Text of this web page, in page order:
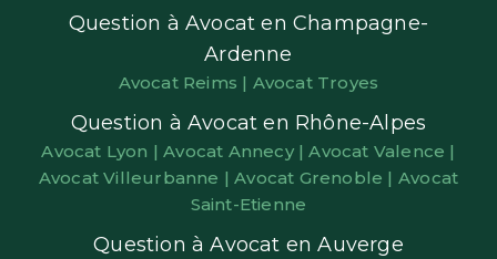
Question à Avocat en Champagne-
Ardenne
Avocat Reims | Avocat Troyes
Question à Avocat en Rhône-Alpes
Avocat Lyon |Avocat Annecy |Avocat Valence |
Avocat Villeurbanne |Avocat Grenoble | Avocat
Saint-Etienne
Question à Avocat en Auverge